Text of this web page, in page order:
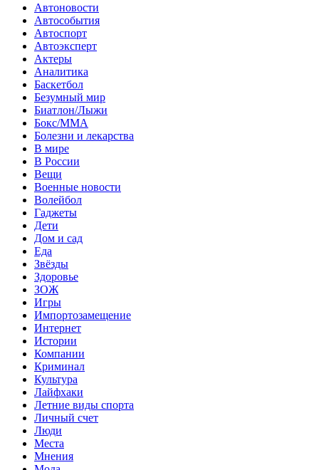
Автоновости
Автособытия
Автоспорт
Автоэксперт
Актеры
Аналитика
Баскетбол
Безумный мир
Биатлон/Лыжи
Бокс/MMA
Болезни и лекарства
В мире
В России
Вещи
Военные новости
Волейбол
Гаджеты
Дети
Дом и сад
Еда
Звёзды
Здоровье
ЗОЖ
Игры
Импортозамещение
Интернет
Истории
Компании
Криминал
Культура
Лайфхаки
Летние виды спорта
Личный счет
Люди
Места
Мнения